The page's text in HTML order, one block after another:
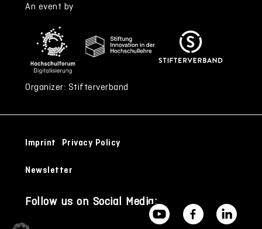
An event by
Organizer: Stifterverband
Imprint Privacy Policy
Newsletter
Follow us on Social Media: